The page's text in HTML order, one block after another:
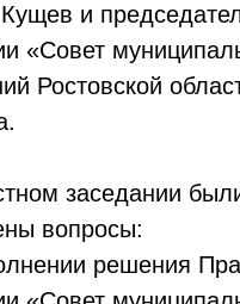
и
«Совет
Ростовской
заседании
вопросы:
решения